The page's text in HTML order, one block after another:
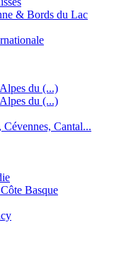
& Bords du Lac
du (...)
du (...)
Cévennes, Cantal...
Basque